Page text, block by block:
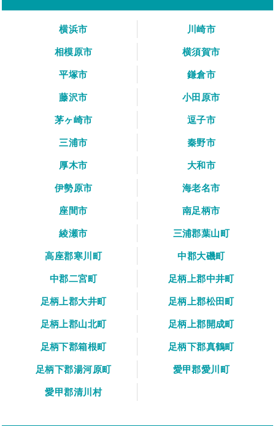
横浜市
川崎市
相模原市
横須賀市
平塚市
鎌倉市
藤沢市
小田原市
茅ヶ崎市
逗子市
三浦市
秦野市
厚木市
大和市
伊勢原市
海老名市
座間市
南足柄市
綾瀬市
三浦郡葉山町
高座郡寒川町
中郡大磯町
中郡二宮町
足柄上郡中井町
足柄上郡大井町
足柄上郡松田町
足柄上郡山北町
足柄上郡開成町
足柄下郡箱根町
足柄下郡真鶴町
足柄下郡湯河原町
愛甲郡愛川町
愛甲郡清川村